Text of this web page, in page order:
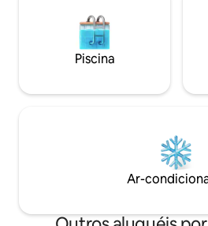
Piscina
Ar-